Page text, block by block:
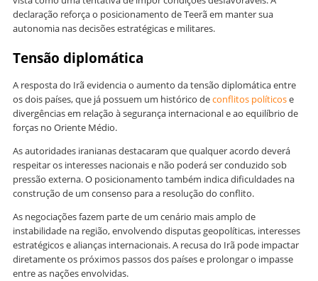
declaração reforça o posicionamento de Teerã em manter sua
autonomia nas decisões estratégicas e militares.
Tensão diplomática
A resposta do Irã evidencia o aumento da tensão diplomática entre
os dois países, que já possuem um histórico deconflitos políticose
divergências em relação à segurança internacional e ao equilíbrio de
forças no Oriente Médio.
As autoridades iranianas destacaram que qualquer acordo deverá
respeitar os interesses nacionais e não poderá ser conduzido sob
pressão externa. O posicionamento também indica dificuldades na
construção de um consenso para a resolução do conflito.
As negociações fazem parte de um cenário mais amplo de
instabilidade na região, envolvendo disputas geopolíticas, interesses
estratégicos e alianças internacionais. A recusa do Irã pode impactar
diretamente os próximos passos dos países e prolongar o impasse
entre as nações envolvidas.